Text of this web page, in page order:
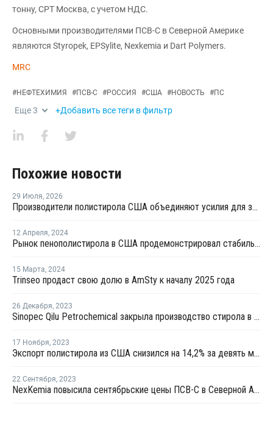
тонну, CPT Москва, с учетом НДС.
Основными производителями ПСВ-С в Северной Америке
являются Styropek, EPSylite, Nexkemia и Dart Polymers.
MRC
#НЕФТЕХИМИЯ #ПСВ-С #РОССИЯ #США #НОВОСТЬ #ПС
Еще3 +Добавить все теги в фильтр
Похожие новости
29 Июля, 2026
Производители полистирола США объединяют усилия для защиты рынка от экологических ограничений
12 Апреля, 2024
Рынок пенополистирола в США продемонстрировал стабильность и устойчивость в марте
15 Марта, 2024
Trinseo продаст свою долю в AmSty к началу 2025 года
26 Декабря, 2023
Sinopec Qilu Petrochemical закрыла производство стирола в Китае на ремонт
17 Ноября, 2023
Экспорт полистирола из США снизился на 14,2% за девять месяцев
22 Сентября, 2023
NexKemia повысила сентябрьские цены ПСВ-С в Северной Америке